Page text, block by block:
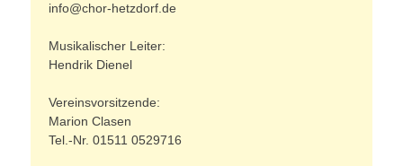
info@chor-hetzdorf.de
Musikalischer Leiter:
Hendrik Dienel
Vereinsvorsitzende:
Marion Clasen
Tel.-Nr. 01511 0529716